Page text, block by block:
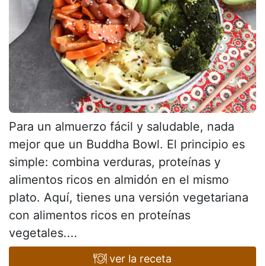
Para un almuerzo fácil y saludable, nada
mejor que un Buddha Bowl. El principio es
simple: combina verduras, proteínas y
alimentos ricos en almidón en el mismo
plato. Aquí, tienes una versión vegetariana
con alimentos ricos en proteínas
vegetales....
ver la receta